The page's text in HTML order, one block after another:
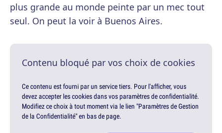
plus grande au monde peinte par un mec tout
seul. On peut la voir à Buenos Aires.
Contenu bloqué par vos choix de cookies
Ce contenu est fourni par un service tiers. Pour l'afficher, vous
devez accepter les cookies dans vos paramètres de confidentialité.
Modifiez ce choix à tout moment via le lien "Paramètres de Gestion
de la Confidentialité" en bas de page.